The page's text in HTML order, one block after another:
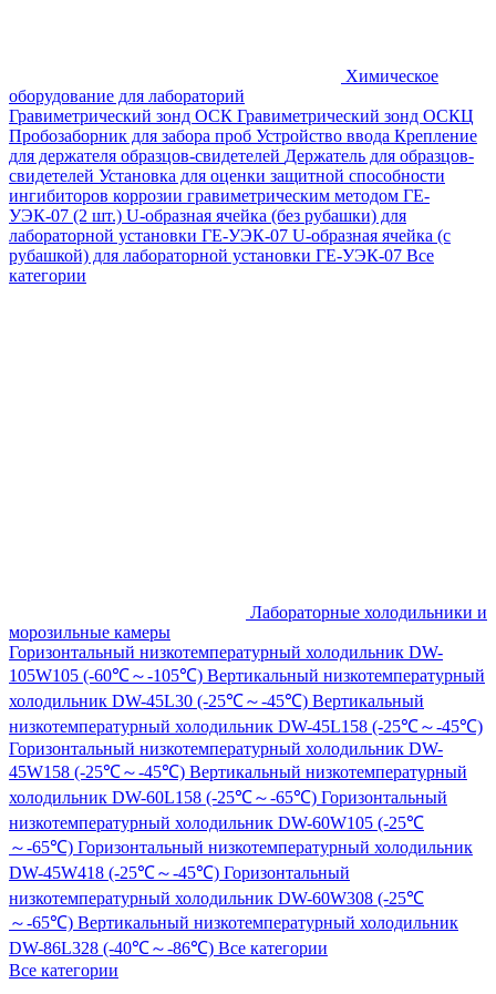
Химическое
оборудование для лабораторий
Гравиметрический зонд ОСК Гравиметрический зонд ОСКЦ
Пробозаборник для забора проб Устройство ввода Крепление
для держателя образцов-свидетелей Держатель для образцов-
свидетелей Установка для оценки защитной способности
ингибиторов коррозии гравиметрическим методом ГЕ-
УЭК-07 (2 шт.) U-образная ячейка (без рубашки) для
лабораторной установки ГЕ-УЭК-07 U-образная ячейка (с
рубашкой) для лабораторной установки ГЕ-УЭК-07 Все
категории
Лабораторные холодильники и
морозильные камеры
Горизонтальный низкотемпературный холодильник DW-
105W105 (-60℃～-105℃) Вертикальный низкотемпературный
холодильник DW-45L30 (-25℃～-45℃) Вертикальный
низкотемпературный холодильник DW-45L158 (-25℃～-45℃)
Горизонтальный низкотемпературный холодильник DW-
45W158 (-25℃～-45℃) Вертикальный низкотемпературный
холодильник DW-60L158 (-25℃～-65℃) Горизонтальный
низкотемпературный холодильник DW-60W105 (-25℃
～-65℃) Горизонтальный низкотемпературный холодильник
DW-45W418 (-25℃～-45℃) Горизонтальный
низкотемпературный холодильник DW-60W308 (-25℃
～-65℃) Вертикальный низкотемпературный холодильник
DW-86L328 (-40℃～-86℃) Все категории
Все категории